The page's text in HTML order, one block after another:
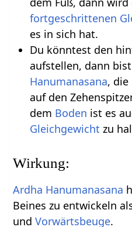
fortgeschrittenen
es in sich hat.
Du könntest den
aufstellen, dann
Hanumanasana, die
auf den
dem Boden ist es
Gleichgewicht zu
Wirkung:
Ardha Hanumanasana
Beines zu entwickeln
undVorwärtsbeuge.